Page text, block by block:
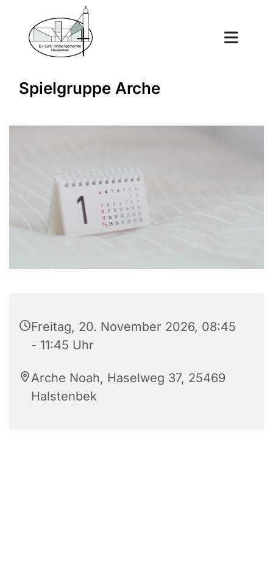
Spielgruppe Arche
Freitag, 20. November 2026, 08:45
- 11:45 Uhr
Arche Noah, Haselweg 37, 25469
Halstenbek